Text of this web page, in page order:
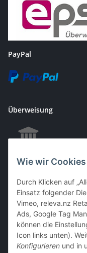
Wie wir
Durch Klicken auf
Einsatz folgender
Vimeo, releva.nz
Ads, Google Tag
können die
Icon links unten).
Konfigurieren und in
PayPal
Überweisung
EC &
Barzahlung bei